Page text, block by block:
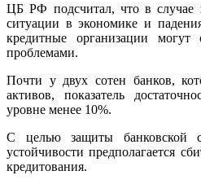
ЦБ РФ подсчитал, что в случае
ситуации в экономике и
кредитные организации могут
проблемами.
Почти у двух сотен банков,
активов, показатель
уровне менее 10%.
С целью защиты банковской
устойчивости предполагается
кредитования.